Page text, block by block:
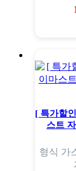
[ 특가할
스트
형식 가